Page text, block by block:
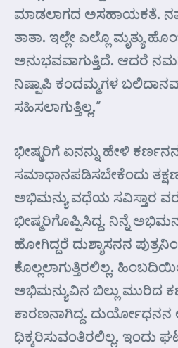
ಮಾಡಲಾಗದ ಅಸಹಾಯಕತೆ.
ತಾತಾ. ಇಲ್ಲೇ ಎಲ್ಲೊ ಮೃತ್ಯು
ಅನುಭವವಾಗುತ್ತಿದೆ. ಆದರೆ
ನಿಷ್ಪಾಪಿ ಕಂದಮ್ಮಗಳ
ಸಹಿಸಲಾಗುತ್ತಿಲ್ಲ.”
ಭೀಷ್ಮರಿಗೆ ಏನನ್ನು ಹೇಳಿ
ಸಮಾಧಾನಪಡಿಸಬೇಕೆಂದು
ಅಭಿಮನ್ಯು ವಧೆಯ ಸವಿಸ್ತಾರ
ಭೀಷ್ಮರಿಗೊಪ್ಪಿಸಿದ್ದ. ನಿನ್ನೆ
ಹೋಗಿದ್ದರೆ ದುಶ್ಶಾಸನನ
ಕೊಲ್ಲಲಾಗುತ್ತಿರಲಿಲ್ಲ.
ಅಭಿಮನ್ಯುವಿನ ಬಿಲ್ಲು ಮುರಿದ
ಕಾರಣನಾಗಿದ್ದ. ದುರ್ಯೋಧನನ
ಧಿಕ್ಕರಿಸುವಂತಿರಲಿಲ್ಲ. ಇಂದು